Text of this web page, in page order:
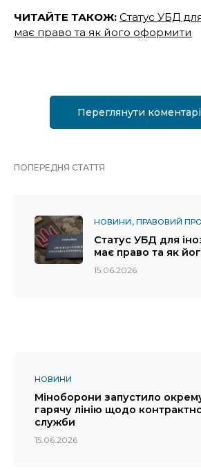
ЧИТАЙТЕ ТАКОЖ: Статус УБД
має право та як його оформити
Переглянути
ПОПЕРЕДНЯ СТАТТЯ
НОВИНИ ПРАВОВИЙ
Статус УБД для
має право та як
15.06.2026
НОВИНИ
Міноборони запустило
гарячу лінію щодо
служби
15.06.2026